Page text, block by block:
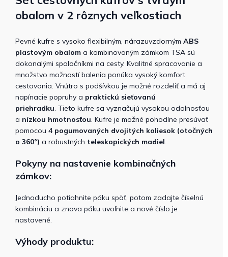
obalom v 2 rôznych veľkostiach
Pevné kufre s vysoko flexibilným, nárazuvzdorným ABS
plastovým obalom a kombinovaným zámkom TSA sú
dokonalými spoločníkmi na cesty. Kvalitné spracovanie a
množstvo možností balenia ponúka vysoký komfort
cestovania. Vnútro s podšívkou je možné rozdeliť a má aj
napínacie popruhy a praktickú sieťovanú
priehradku . Tieto kufre sa vyznačujú vysokou odolnosťou
a nízkou hmotnosťou . Kufre je možné pohodlne presúvať
pomocou 4 pogumovaných dvojitých koliesok (otočných
o 360°) a robustných teleskopických madiel
Pokyny na nastavenie kombinačných
zámkov:
Jednoducho potiahnite páku späť, potom zadajte číselnú
kombináciu a znova páku uvoľnite a nové číslo je
nastavené.
Výhody produktu: